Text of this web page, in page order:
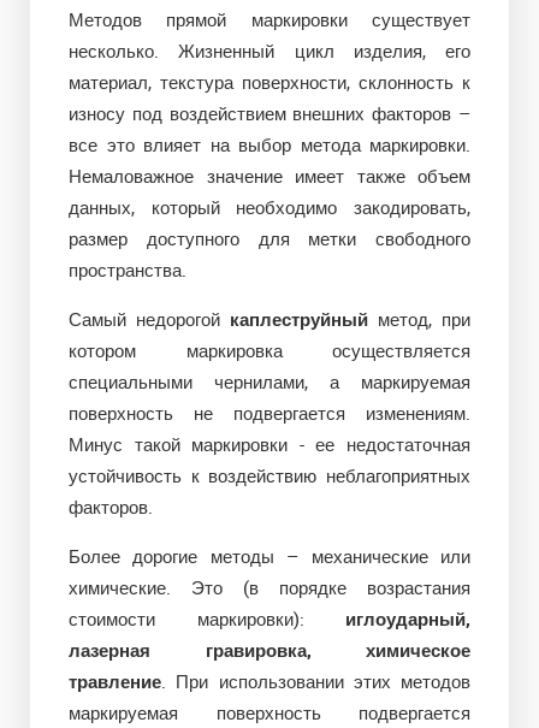
Методов прямой маркировки существует
несколько. Жизненный цикл изделия, его
материал, текстура поверхности, склонность к
износу под воздействием внешних факторов –
все это влияет на выбор метода маркировки.
Немаловажное значение имеет также объем
данных, который необходимо закодировать,
размер доступного для метки свободного
пространства.
Самый недорогой каплеструйный метод, при
котором маркировка осуществляется
специальными чернилами, а маркируемая
поверхность не подвергается изменениям.
Минус такой маркировки - ее недостаточная
устойчивость к воздействию неблагоприятных
факторов.
Более дорогие методы – механические или
химические. Это (в порядке возрастания
стоимости маркировки): иглоударный,
лазерная гравировка, химическое
травление . При использовании этих методов
маркируемая поверхность подвергается